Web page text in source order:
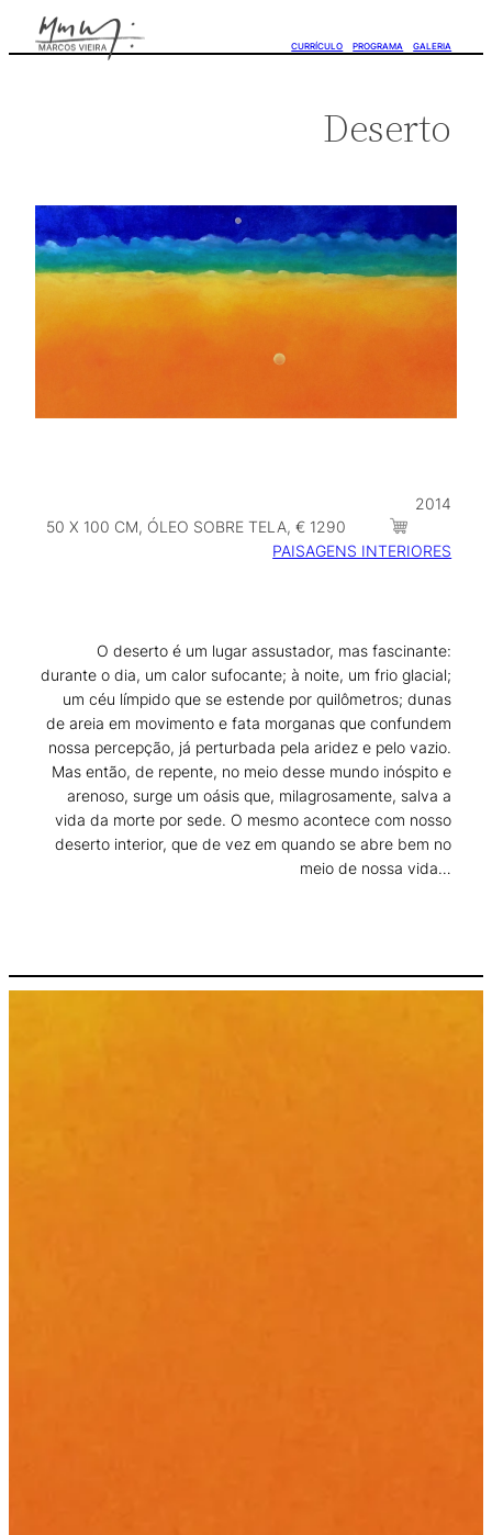
CURRÍCULO PROGRAMA GALERIA
Deserto
2014
50 X 100 CM, ÓLEO SOBRE TELA, € 1290
PAISAGENS INTERIORES
O deserto é um lugar assustador, mas fascinante:
durante o dia, um calor sufocante; à noite, um frio glacial;
um céu límpido que se estende por quilômetros; dunas
de areia em movimento e fata morganas que confundem
nossa percepção, já perturbada pela aridez e pelo vazio.
Mas então, de repente, no meio desse mundo inóspito e
arenoso, surge um oásis que, milagrosamente, salva a
vida da morte por sede. O mesmo acontece com nosso
deserto interior, que de vez em quando se abre bem no
meio de nossa vida…